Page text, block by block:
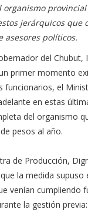
jerárquicos que
asesores políticos.
del Chubut,
primer momento
funcionarios, el
en estas
del organismo
pesos al año.
de Producción,
la medida supuso
venían cumpliendo
la gestión